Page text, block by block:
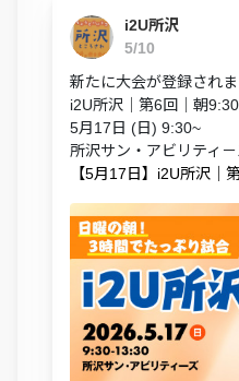
i2U所沢
5/10
新たに大会が登録されま
i2U所沢｜第6回｜朝
5月17日 (日) 9:30~
所沢サン・アビリティ
【5月17日】i2U所沢｜